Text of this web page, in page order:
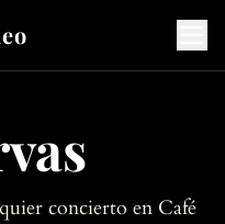
concierto en Café